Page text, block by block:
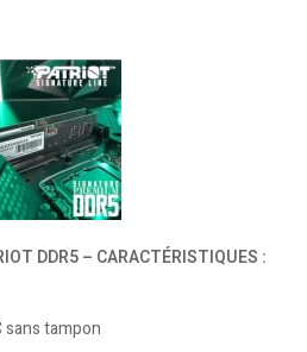
DDR5 – CARACTÉRISTIQUES :
sans tampon